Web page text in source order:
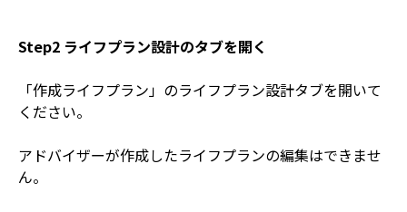
Step2 ライフプラン設計のタブを開く
「作成ライフプラン」のライフプラン設計タブを開いて
ください。
アドバイザーが作成したライフプランの編集はできませ
ん。